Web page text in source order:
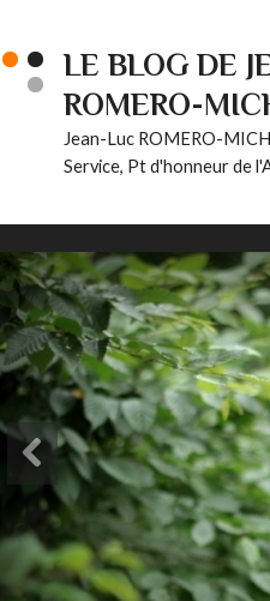
LE BLOG DE
ROMERO-
Jean-Luc ROMERO-
Service, Pt d'honneur de